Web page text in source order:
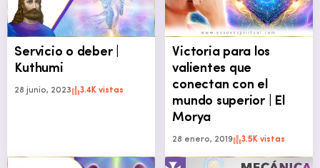
Servicio o deber |
Kuthumi
28 junio, 2023 3.4K vistas
Victoria para los
valientes que
conectan con el
mundo superior | El
Morya
28 enero, 2019 3.5K vistas